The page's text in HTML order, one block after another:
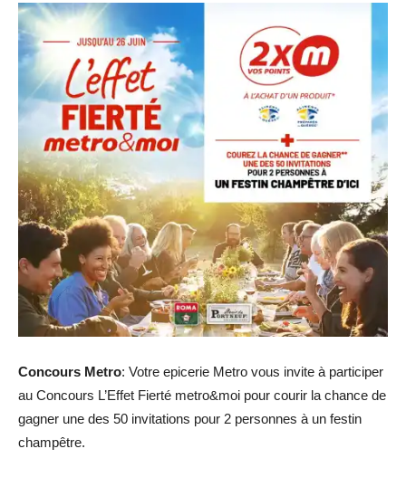
Concours Metro: Votre epicerie Metro vous invite à participer
au Concours L’Effet Fierté metro&moi pour courir la chance de
gagner une des 50 invitations pour 2 personnes à un festin
champêtre.